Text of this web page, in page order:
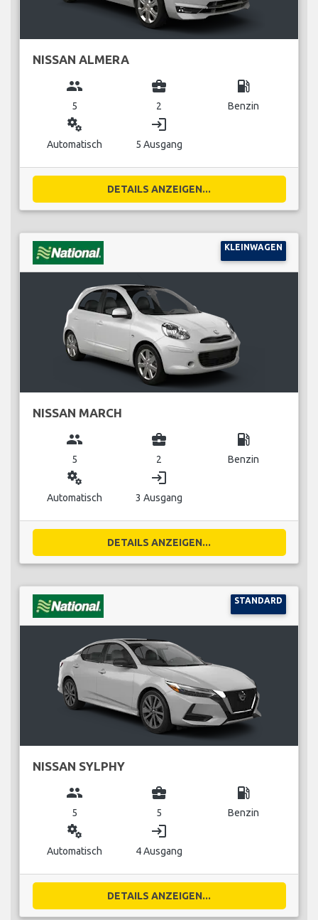
NISSAN ALMERA
group
5
business_center
2
local_gas_station
Benzin
miscellaneous_services
Automatisch
login
5 Ausgang
DETAILS ANZEIGEN...
KLEINWAGEN
NISSAN MARCH
group
5
business_center
2
local_gas_station
Benzin
miscellaneous_services
Automatisch
login
3 Ausgang
DETAILS ANZEIGEN...
STANDARD
NISSAN SYLPHY
group
5
business_center
5
local_gas_station
Benzin
miscellaneous_services
Automatisch
login
4 Ausgang
DETAILS ANZEIGEN...